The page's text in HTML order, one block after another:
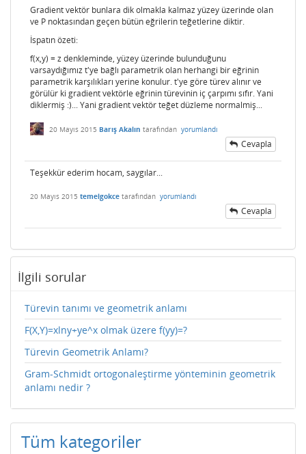
Gradient vektör bunlara dik olmakla kalmaz yüzey üzerinde olan
ve P noktasından geçen bütün eğrilerin teğetlerine diktir.
İspatın özeti:
f(x,y) = z denkleminde, yüzey üzerinde bulunduğunu
varsaydığımız t'ye bağlı parametrik olan herhangi bir eğrinin
parametrik karşılıkları yerine konulur. t'ye göre türev alınır ve
görülür ki gradient vektörle eğrinin türevinin iç çarpımı sıfır. Yani
diklermiş :)... Yani gradient vektör teğet düzleme normalmiş...
20 Mayıs 2015 Barış Akalın tarafından yorumlandı
Cevapla
Teşekkür ederim hocam, saygılar...
20 Mayıs 2015 temelgokce tarafından yorumlandı
Cevapla
İlgili sorular
Türevin tanımı ve geometrik anlamı
F(X,Y)=xlny+ye^x olmak üzere f(yy)=?
Türevin Geometrik Anlamı?
Gram-Schmidt ortogonaleştirme yönteminin geometrik
anlamı nedir ?
Tüm kategoriler